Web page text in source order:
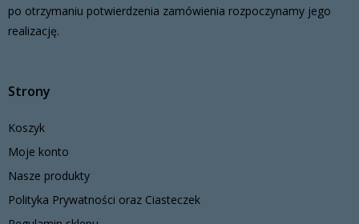
po otrzymaniu potwierdzenia zamówienia rozpoczynamy jego
realizację.
Strony
Koszyk
Moje konto
Nasze produkty
Polityka Prywatności oraz Ciasteczek